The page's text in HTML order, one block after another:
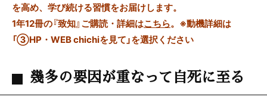
を高め、学び続ける習慣をお届けします。
1年12冊の『致知』ご購読・詳細はこちら。 ※動機詳細は
「③HP・WEB chichiを見て」を選択ください
幾多の要因が重なって自死に至る